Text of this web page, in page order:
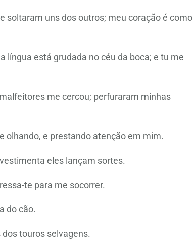
soltaram uns dos outros; meu coração é como
língua está grudada no céu da boca; e tu me
me cercou; perfuraram minhas
olhando, e prestando atenção em mim.
eles lançam sortes.
te para me socorrer.
do cão.
touros selvagens.